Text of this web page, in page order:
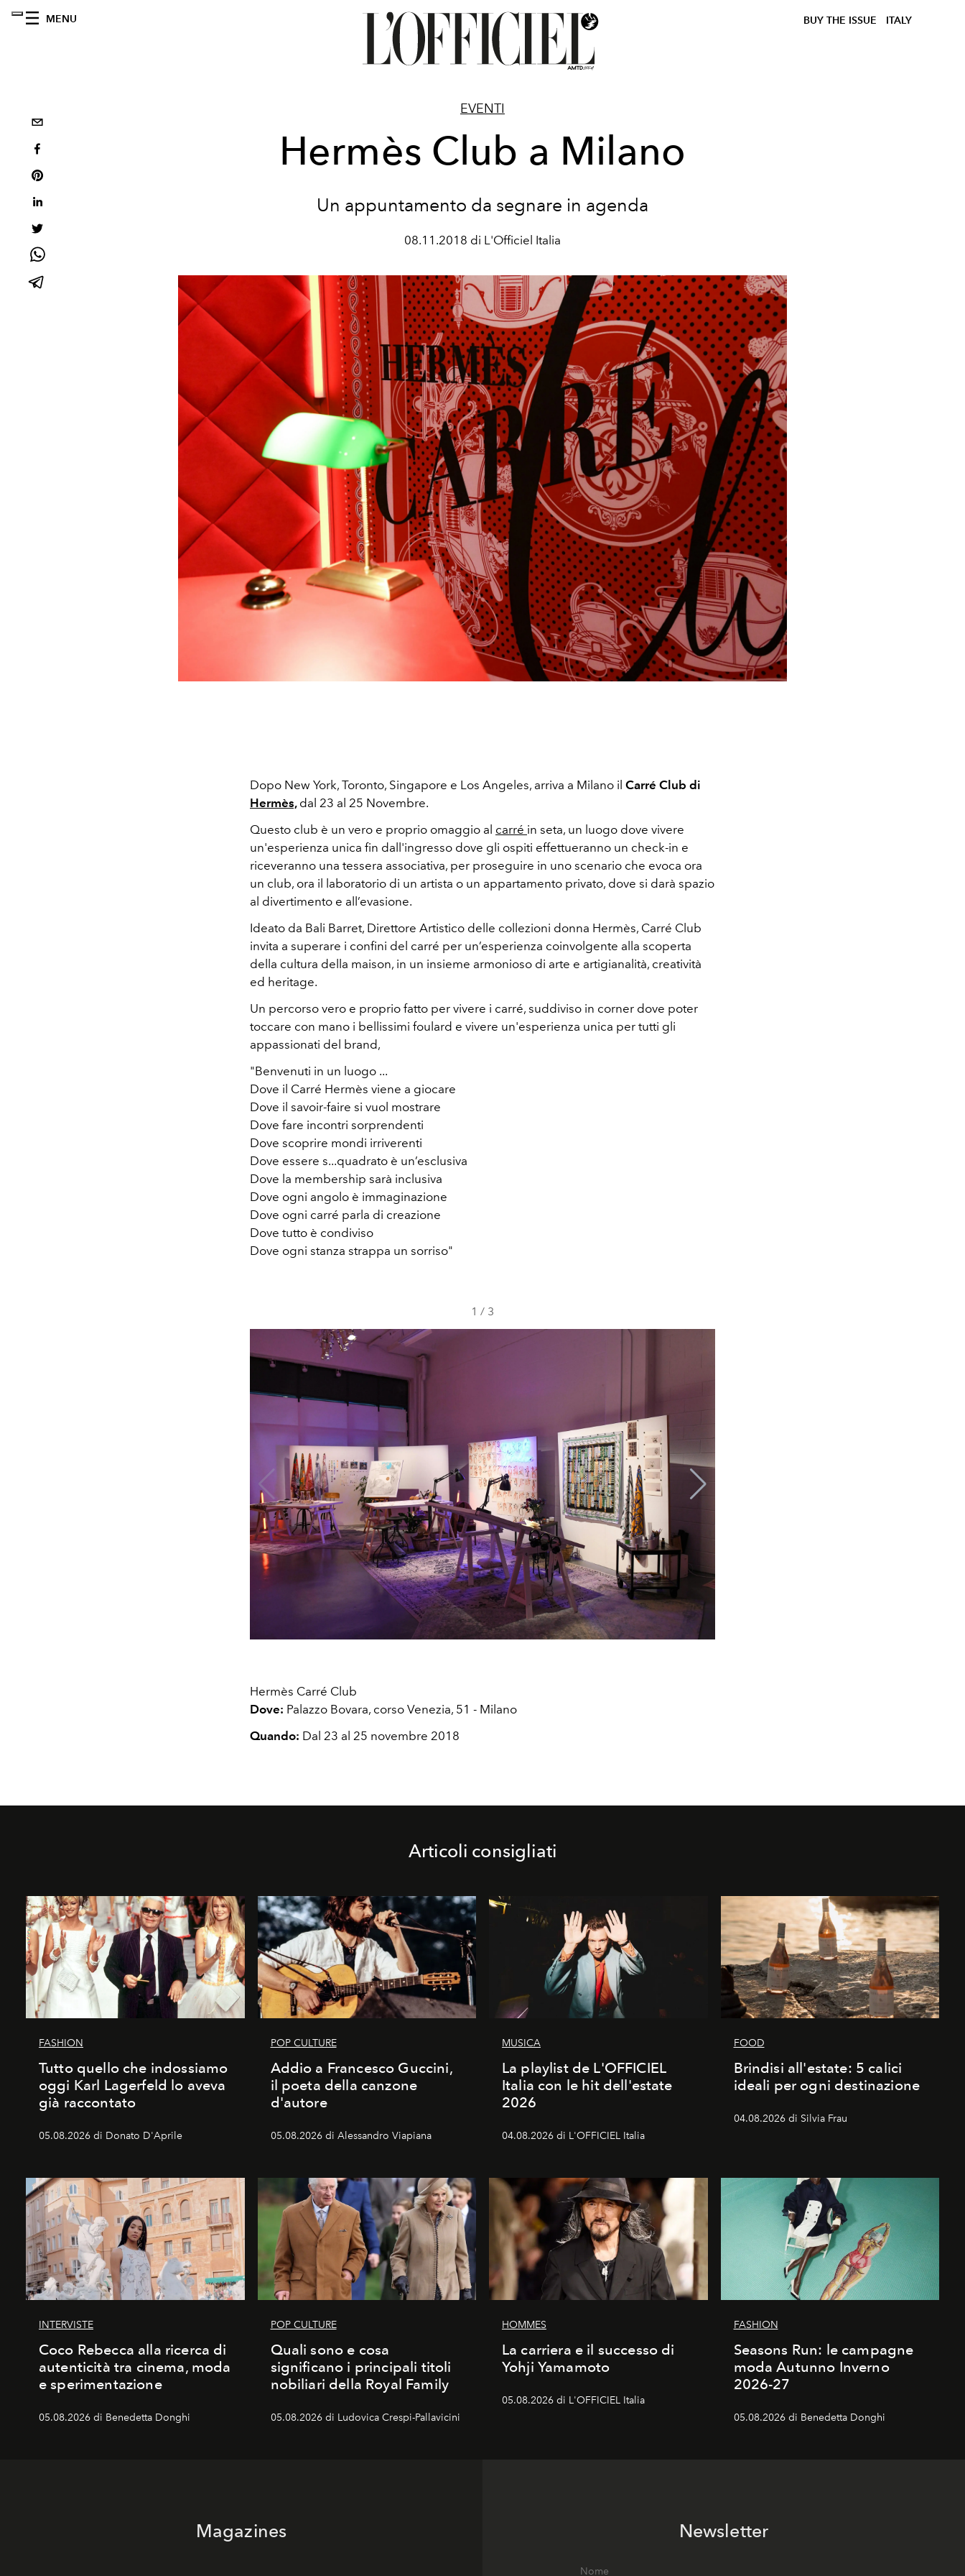
MENU BUY THE ISSUE ITALY
EVENTI
Hermès Club a Milano
Un appuntamento da segnare in agenda
08.11.2018 di L'Officiel Italia
Dopo New York, Toronto, Singapore e Los Angeles, arriva a Milano il Carré Club di
Hermès, dal 23 al 25 Novembre.
Questo club è un vero e proprio omaggio al carré in seta, un luogo dove vivere
un'esperienza unica fin dall'ingresso dove gli ospiti effettueranno un check-in e
riceveranno una tessera associativa, per proseguire in uno scenario che evoca ora
un club, ora il laboratorio di un artista o un appartamento privato, dove si darà spazio
al divertimento e all’evasione.
Ideato da Bali Barret, Direttore Artistico delle collezioni donna Hermès, Carré Club
invita a superare i confini del carré per un’esperienza coinvolgente alla scoperta
della cultura della maison, in un insieme armonioso di arte e artigianalità, creatività
ed heritage.
Un percorso vero e proprio fatto per vivere i carré, suddiviso in corner dove poter
toccare con mano i bellissimi foulard e vivere un'esperienza unica per tutti gli
appassionati del brand,
"Benvenuti in un luogo ...
Dove il Carré Hermès viene a giocare
Dove il savoir-faire si vuol mostrare
Dove fare incontri sorprendenti
Dove scoprire mondi irriverenti
Dove essere s...quadrato è un’esclusiva
Dove la membership sarà inclusiva
Dove ogni angolo è immaginazione
Dove ogni carré parla di creazione
Dove tutto è condiviso
Dove ogni stanza strappa un sorriso"
1 / 3
Hermès Carré Club
Dove: Palazzo Bovara, corso Venezia, 51 - Milano
Quando: Dal 23 al 25 novembre 2018
Articoli consigliati
FASHION
Tutto quello che indossiamo
oggi Karl Lagerfeld lo aveva
già raccontato
05.08.2026 di Donato D'Aprile
POP CULTURE
Addio a Francesco Guccini,
il poeta della canzone
d'autore
05.08.2026 di Alessandro Viapiana
MUSICA
La playlist de L'OFFICIEL
Italia con le hit dell'estate
2026
04.08.2026 di L'OFFICIEL Italia
FOOD
Brindisi all'estate: 5 calici
ideali per ogni destinazione
04.08.2026 di Silvia Frau
INTERVISTE
Coco Rebecca alla ricerca di
autenticità tra cinema, moda
e sperimentazione
05.08.2026 di Benedetta Donghi
POP CULTURE
Quali sono e cosa
significano i principali titoli
nobiliari della Royal Family
05.08.2026 di Ludovica Crespi-Pallavicini
HOMMES
La carriera e il successo di
Yohji Yamamoto
05.08.2026 di L'OFFICIEL Italia
FASHION
Seasons Run: le campagne
moda Autunno Inverno
2026-27
05.08.2026 di Benedetta Donghi
Magazines Newsletter